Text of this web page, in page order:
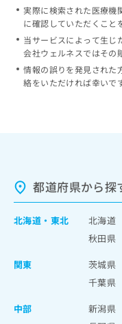
実際に検索された医療機
に確認していただくこと
当サービスによって生じ
会社ウェルネスではその
情報の誤りを発見された
絡をいただければ幸いです
都道府県から探
北海道 ・ 東北 北海道
秋田県
関東
茨城県
千葉県
中部
新潟県